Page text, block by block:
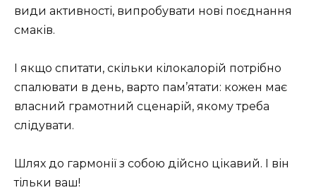
види активності, випробувати нові поєднання
смаків.
І якщо спитати, скільки кілокалорій потрібно
спалювати в день, варто пам’ятати: кожен має
власний грамотний сценарій, якому треба
слідувати.
Шлях до гармонії з собою дійсно цікавий. І він
тільки ваш!